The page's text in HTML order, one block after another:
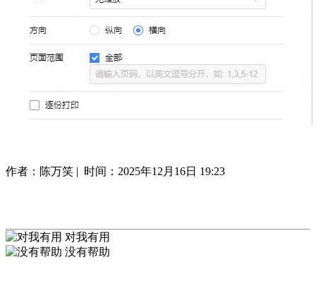
作者：陈万笑 | 时间：2025年12月16日 19:23
对我有用
没有帮助